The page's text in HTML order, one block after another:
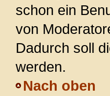
schon ein
von
Dadurch soll
werden.
Nach oben